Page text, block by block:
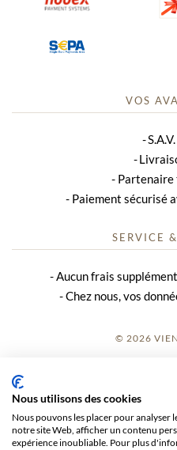
VOS
Paiement sécurisé
SERVICE
Aucun frais
Chez nous, vos
© 2026
Nous utilisons des cookies
Nous pouvons les placer pour analyser
notre site Web, afficher un contenu
expérience inoubliable. Pour plus